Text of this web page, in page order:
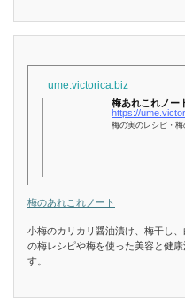
ume.victorica.biz
梅あれこれノー
https://
梅の実のレシピ・梅
梅のあれこれノート
小梅のカリカリ醤油漬け、梅干し
の梅レシピや梅を使った美容と健
す。